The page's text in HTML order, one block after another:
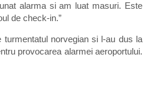
alarma si am luat masuri. Este
de check-in.”
turmentatul norvegian si l-au dus la
provocarea alarmei aeroportului.